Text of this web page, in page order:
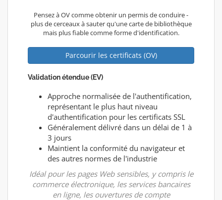
Pensez à OV comme obtenir un permis de conduire -
plus de cerceaux à sauter qu'une carte de bibliothèque
mais plus fiable comme forme d'identification.
Parcourir les certificats (OV)
Validation étendue (EV)
Approche normalisée de l'authentification,
représentant le plus haut niveau
d'authentification pour les certificats SSL
Généralement délivré dans un délai de 1 à
3 jours
Maintient la conformité du navigateur et
des autres normes de l'industrie
Idéal pour les pages Web sensibles, y compris le
commerce électronique, les services bancaires
en ligne, les ouvertures de compte